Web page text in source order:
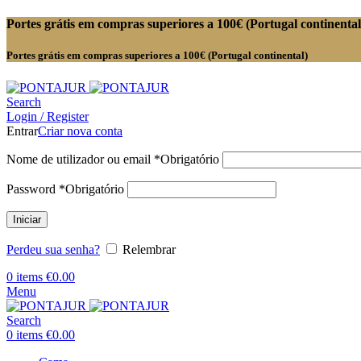
Portes grátis em compras superiores a 100€ (Portugal
Portes grátis em compras superiores a 100€ (Portugal continental)
Search
Login / Register
EntrarCriar nova conta
Nome de utilizador ou email *Obrigatório
Password *Obrigatório
Iniciar
Perdeu sua senha?
Relembrar
0 items €0.00
Menu
Search
0 items €0.00